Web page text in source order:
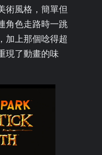
術風格，簡單但
角色走路時一跳
加上那個唸得超
現了動畫的味